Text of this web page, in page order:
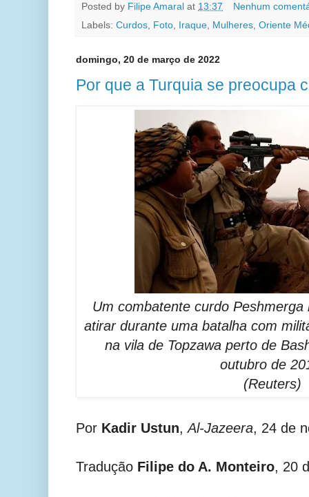
Posted by Filipe Amaral at 13:37
Nenhum
Labels: Curdos Foto Iraque Mulheres Oriente
domingo, 20 de março de 2022
Por que a Turquia se preocupa
Um combatente curdo
atirar durante uma batalha com
na vila de Topzawa perto de
outubro de
(Reuters)
Por Kadir Ustun,Al-Jazeera, 24 de
Tradução Filipe do A. Monteiro, 20